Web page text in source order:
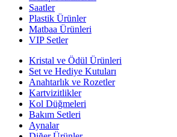
Saatler
Plastik Ürünler
Matbaa Ürünleri
VIP Setler
Kristal ve Ödül Ürünleri
Set ve Hediye Kutuları
Anahtarlık ve Rozetler
Kartvizitlikler
Kol Düğmeleri
Bakım Setleri
Aynalar